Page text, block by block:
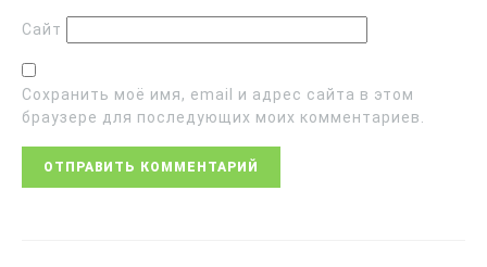
Сайт
Сохранить моё имя, email и адрес сайта в этом
браузере для последующих моих комментариев.